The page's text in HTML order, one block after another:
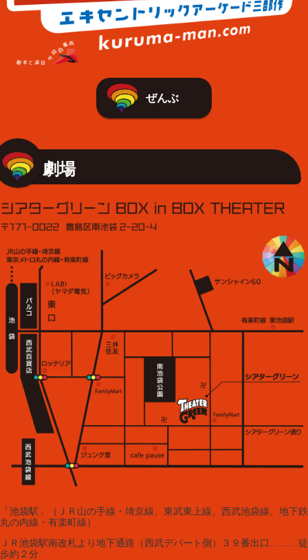
ぜんぶ
劇場
「池袋駅」（ＪＲ山の手線・埼京線、東武東上線、西武池袋線、地下鉄
丸の内線・有楽町線）
ＪＲ池袋駅南改札より地下通路（西武デパート側）３９番出口………徒
歩約２分